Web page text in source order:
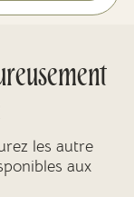
les autre
aux